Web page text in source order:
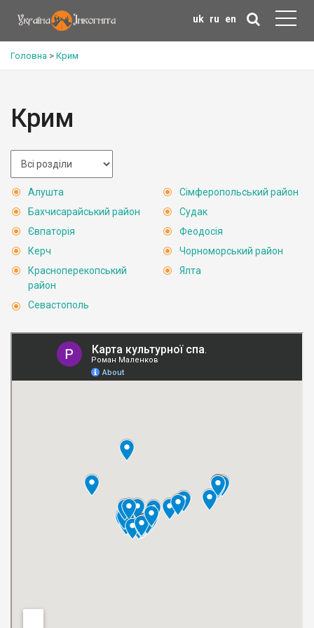
uk ru en
Головна > Крим
Крим
Алушта
Бахчисарайський район
Євпаторія
Керч
Красноперекопський
район
Севастополь
Сімферопольський район
Судак
Феодосія
Чорноморський район
Ялта